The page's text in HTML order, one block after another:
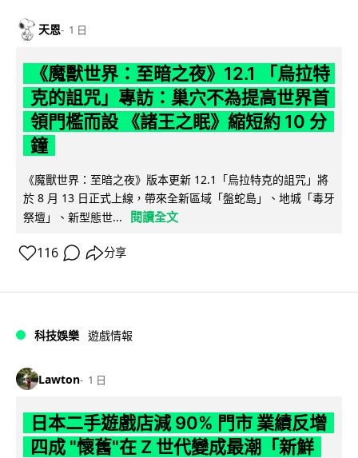
天恩 1 日
《魔獸世界：至暗之夜》12.1 「烏拉特
克的詛咒」專訪：巢穴不為提高世界首
領門檻而設 《諸王之眠》縮短約 10 分
鐘
《魔獸世界：至暗之夜》版本更新 12.1「烏拉特克的詛咒」將
於 8 月 13 日正式上線，帶來全新區域「盤蛇島」、地城「毒牙
祭壇」、新型態世...
閱讀全文
116 分享
科技娛樂 遊戲情報
Lawton 1 日
日本二手遊戲店減 90% 門市 業績反增
四成 "懷舊"在 Z 世代變成最潮「新鮮